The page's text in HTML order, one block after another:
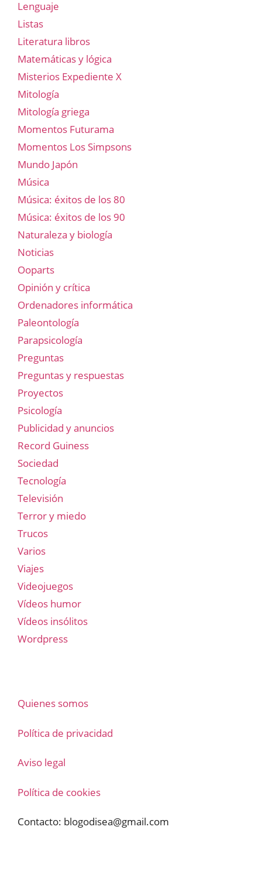
Lenguaje
Listas
Literatura libros
Matemáticas y lógica
Misterios Expediente X
Mitología
Mitología griega
Momentos Futurama
Momentos Los Simpsons
Mundo Japón
Música
Música: éxitos de los 80
Música: éxitos de los 90
Naturaleza y biología
Noticias
Ooparts
Opinión y crítica
Ordenadores informática
Paleontología
Parapsicología
Preguntas
Preguntas y respuestas
Proyectos
Psicología
Publicidad y anuncios
Record Guiness
Sociedad
Tecnología
Televisión
Terror y miedo
Trucos
Varios
Viajes
Videojuegos
Vídeos humor
Vídeos insólitos
Wordpress
Quienes somos
Política de privacidad
Aviso legal
Política de cookies
Contacto: blogodisea@gmail.com